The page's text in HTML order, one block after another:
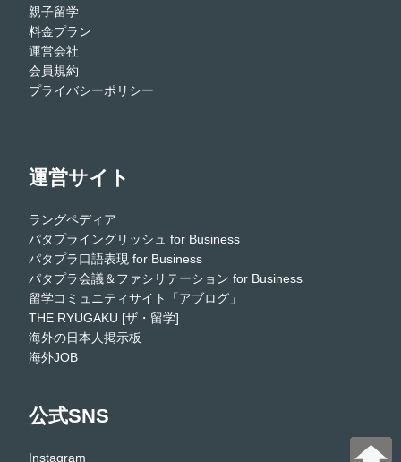
親子留学
料金プラン
運営会社
会員規約
プライバシーポリシー
運営サイト
ラングペディア
パタプライングリッシュ for Business
パタプラ口語表現 for Business
パタプラ会議＆ファシリテーション for Business
留学コミュニティサイト「アブログ」
THE RYUGAKU [ザ・留学]
海外の日本人掲示板
海外JOB
公式SNS
Instagram